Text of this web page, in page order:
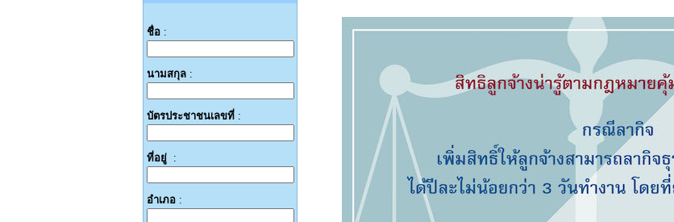
ชื่อ:
นามสกุล:
บัตรประชาชนเลขที่:
ที่อยู่ :
อำเภอ: